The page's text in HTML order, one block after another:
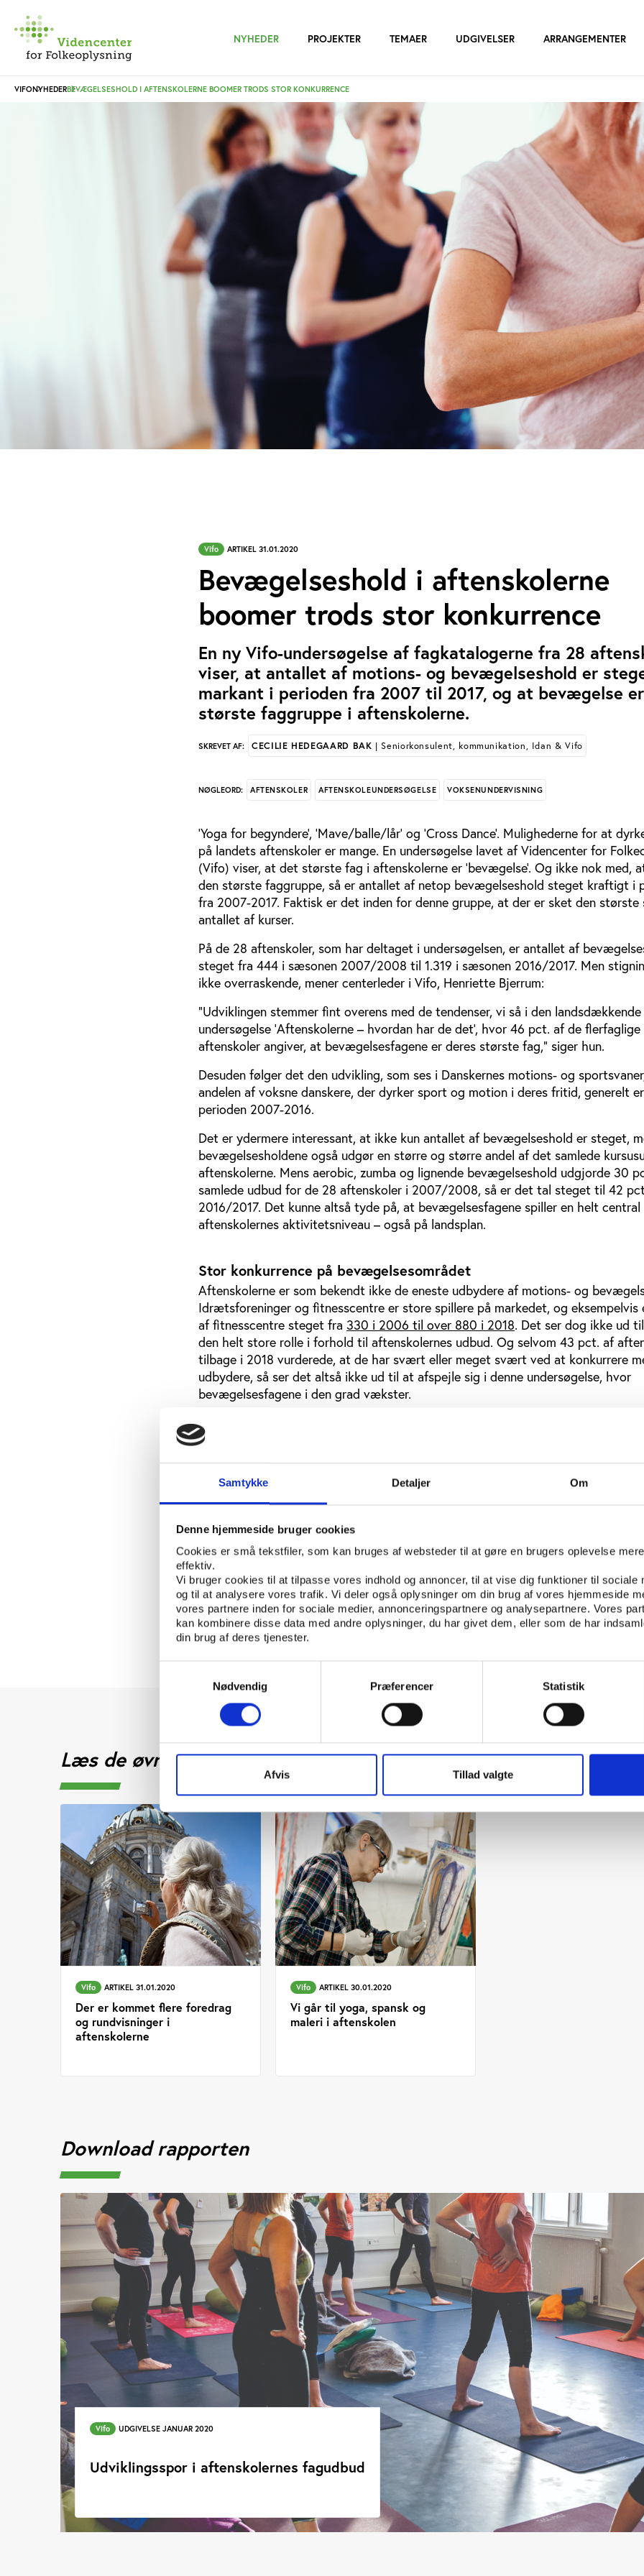
Samtykke Detaljer Om
Denne hjemmeside bruger cookies
Cookies er små tekstfiler, som kan bruges af websteder til at gøre en brugers oplevelse mere
effektiv.
Vi bruger cookies til at tilpasse vores indhold og annoncer, til at vise dig funktioner til sociale
og til at analysere vores trafik. Vi deler også oplysninger om din brug af vores hjemmeside
vores partnere inden for sociale medier, annonceringspartnere og analysepartnere. Vores
kan kombinere disse data med andre oplysninger, du har givet dem, eller som de har
din brug af deres tjenester.
Nødvendig
Præferencer Statistik
Afvis Tillad valgte
NYHEDER PROJEKTER TEMAER UDGIVELSER ARRANGEMENTER
VIFONYHEDERBEVÆGELSESHOLD I AFTENSKOLERNE BOOMER TRODS STOR KONKURRENCE
Vifo ARTIKEL 31.01.2020
Bevægelseshold i aftenskolerne
boomer trods stor konkurrence
En ny Vifo-undersøgelse af fagkatalogerne fra 28
viser, at antallet af motions- og bevægelseshold er
markant i perioden fra 2007 til 2017, og at bevægelse
største faggruppe i aftenskolerne.
SKREVET AF: CECILIE HEDEGAARD BAK | Seniorkonsulent, kommunikation, Idan & Vifo
NØGLEORD: AFTENSKOLER AFTENSKOLEUNDERSØGELSE VOKSENUNDERVISNING
’Yoga for begyndere’, ’Mave/balle/lår’ og ’Cross Dance’. Mulighederne for at
på landets aftenskoler er mange. En undersøgelse lavet af Videncenter for
(Vifo) viser, at det største fag i aftenskolerne er ’bevægelse’. Og ikke nok med,
den største faggruppe, så er antallet af netop bevægelseshold steget kraftigt i
fra 2007-2017. Faktisk er det inden for denne gruppe, at der er sket den største
antallet af kurser.
På de 28 aftenskoler, som har deltaget i undersøgelsen, er antallet af
steget fra 444 i sæsonen 2007/2008 til 1.319 i sæsonen 2016/2017. Men
ikke overraskende, mener centerleder i Vifo, Henriette Bjerrum:
”Udviklingen stemmer fint overens med de tendenser, vi så i den landsdækkende
undersøgelse ’Aftenskolerne – hvordan har de det’, hvor 46 pct. af de flerfaglige
aftenskoler angiver, at bevægelsesfagene er deres største fag,” siger hun.
Desuden følger det den udvikling, som ses i Danskernes motions- og
andelen af voksne danskere, der dyrker sport og motion i deres fritid, generelt
perioden 2007-2016.
Det er ydermere interessant, at ikke kun antallet af bevægelseshold er steget,
bevægelsesholdene også udgør en større og større andel af det samlede
aftenskolerne. Mens aerobic, zumba og lignende bevægelseshold udgjorde 30
samlede udbud for de 28 aftenskoler i 2007/2008, så er det tal steget til 42
2016/2017. Det kunne altså tyde på, at bevægelsesfagene spiller en helt
aftenskolernes aktivitetsniveau – også på landsplan.
Stor konkurrence på bevægelsesområdet
Aftenskolerne er som bekendt ikke de eneste udbydere af motions- og
Idrætsforeninger og fitnesscentre er store spillere på markedet, og eksempelvis
af fitnesscentre steget fra 330 i 2006 til over 880 i 2018. Det ser dog ikke ud
den helt store rolle i forhold til aftenskolernes udbud. Og selvom 43 pct. af
tilbage i 2018 vurderede, at de har svært eller meget svært ved at konkurrere
udbydere, så ser det altså ikke ud til at afspejle sig i denne undersøgelse, hvor
bevægelsesfagene i den grad vækster.
”Konklusionen må være, at de fag, der vokser mest, ikke nødvendigvis er de fag,
aftenskolerne har markedet for sig selv,” understreger Henriette Bjerrum og
”Udviklingen er interessant både i forhold til et historisk perspektiv, men også i
aftenskolernes gennemslagskraft og muligheder. Vi har i en tidligere
Vordingborg Kommune set, at næsten hver tredje af de kursister, der gik til
kan noget helt særligt på bevægelsesområdet – selv på et konkurrencepræget
Ifølge hende kan noget af forklaringen være, at aftenskolerne i højere grad har
for at udbyde hold til særlige målgrupper, eksempelvis handicaphold, hvor
funktionsnedsættelse i forhold til faget kan tilbydes undervisning på mindre
Læs de øvrige artikler om undersøgelsen
Vifo ARTIKEL 31.01.2020
Der er kommet flere foredrag
og rundvisninger i
aftenskolerne
Vifo ARTIKEL 30.01.2020
Vi går til yoga, spansk og
maleri i aftenskolen
Download rapporten
Vifo UDGIVELSE JANUAR 2020
Udviklingsspor i aftenskolernes fagudbud